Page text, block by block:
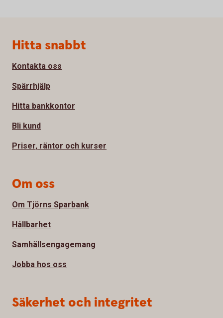
Sidfot
Hitta snabbt
Kontakta oss
Spärrhjälp
Hitta bankkontor
Bli kund
Priser, räntor och kurser
Om oss
Om Tjörns Sparbank
Hållbarhet
Samhällsengagemang
Jobba hos oss
Säkerhet och integritet